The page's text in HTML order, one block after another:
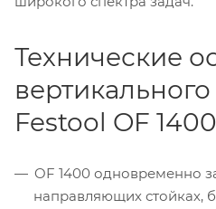
Технические
Festool OF
OF 1400 одновременно
направляющих стойках,